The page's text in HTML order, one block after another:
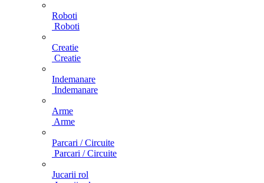
Roboti
Roboti
Creatie
Creatie
Indemanare
Indemanare
Arme
Arme
Parcari / Circuite
Parcari / Circuite
Jucarii rol